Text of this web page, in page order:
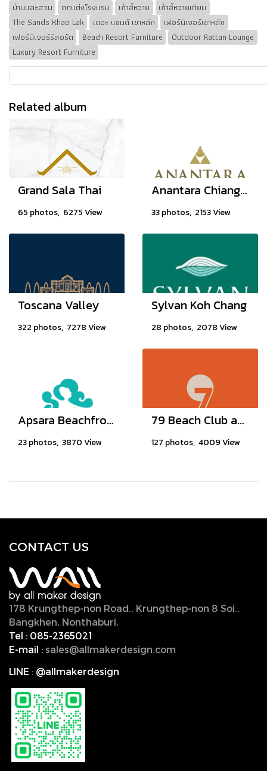
บ้านและสวน
ตกแต่งโรงแรม เก้าอี้หวาย
เก้าอี้หวายเทียม
The Sands Khao Lak
เดอะ แซนด์ เขาหลัก
เฟอร์นิเจอร์เขาหลัก
เฟอร์นิเจอร์รีสอร์ต
Beach Resort Furniture
Outdoor Rattan Lounge
Luxury Resort Furniture
Related album
Grand Sala Thai
65 photos, 6275 View
Anantara Chiang Mai Resort
33 photos, 2153 View
Toscana Valley
322 photos, 7278 View
Sylvan Koh Chang
28 photos, 2078 View
Apsara Beachfront Resort & Villa
23 photos, 3870 View
79 Beach Club and Resort Samui
127 photos, 4009 View
CONTACT US
178 Krungthep-non Road., Krungthep-non 8 Soi.,
Bangkhen, Nonthaburi,
Tel : 085-2365021
E-mail : sales@allmakerdesign.com
LINE : @allmakerdesign